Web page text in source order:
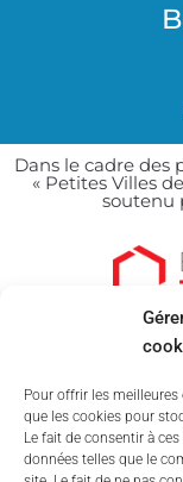
Pour offrir les
que les cookies pour
Le fait de consentir à
données telles que le
Dans le cadre des
« Petites Villes
soutenu